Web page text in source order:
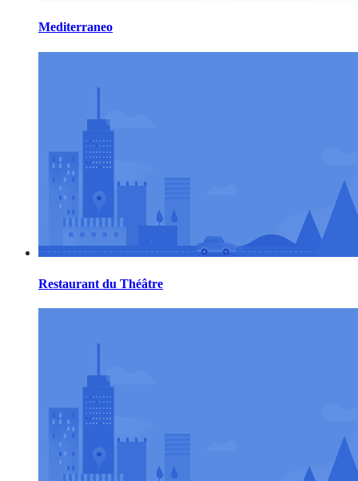
Mediterraneo
Restaurant du Théâtre